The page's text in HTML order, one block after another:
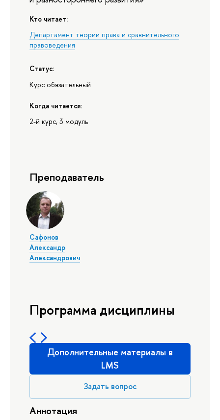
Кто читает:
Департамент теории права и сравнительного
правоведения
Статус:
Курс обязательный
Когда читается:
2-й курс, 3 модуль
Преподаватель
Сафонов
Александр
Александрович
Программа дисциплины
Дополнительные материалы в
LMS
Задать вопрос
Аннотация